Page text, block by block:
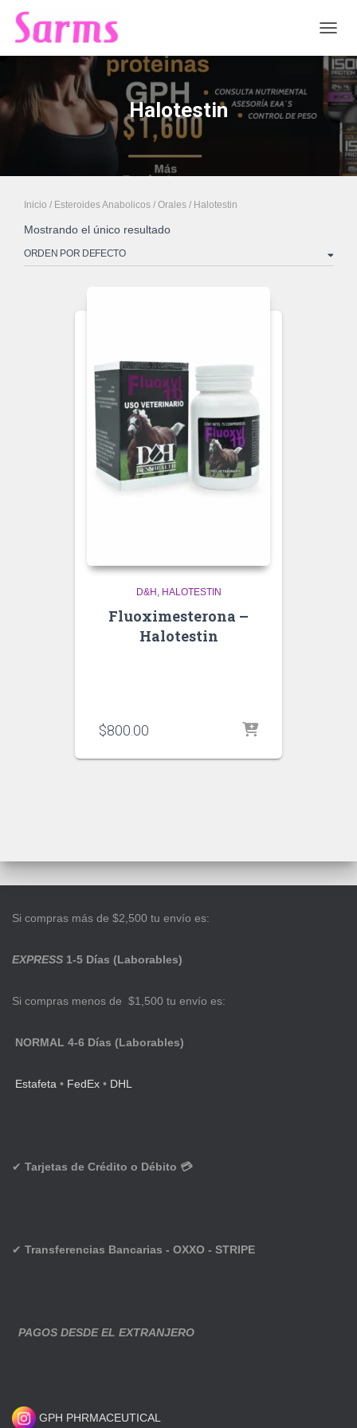
Halotestin
Inicio / Esteroides Anabolicos / Orales / Halotestin
Mostrando el único resultado
D&H HALOTESTIN
Fluoximesterona –
Halotestin
$800.00
Si compras más de $2,500 tu envío es:
EXPRESS 1-5 Días (Laborables)
Si compras menos de $1,500 tu envío es:
NORMAL 4-6 Días (Laborables)
Estafeta • FedEx • DHL
✔ Tarjetas de Crédito o Débito 💳
✔ Transferencias Bancarias - OXXO - STRIPE
PAGOS DESDE EL EXTRANJERO
GPH PHRMACEUTICAL